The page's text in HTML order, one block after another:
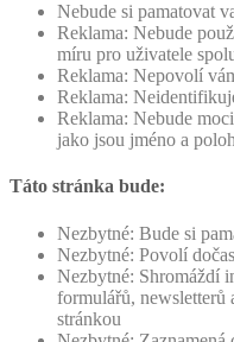
Nebude si pamatovat
Reklama: Nebude
míru pro uživatele
Reklama: Nepovolí
Reklama:
Reklama: Nebude
jako jsou jméno a
Táto stránka bude:
Nezbytné: Bude si
Nezbytné: Povolí
Nezbytné: Shromáždí
formulářů,
stránkou